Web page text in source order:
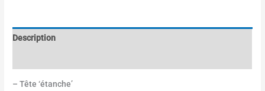
Description
– Tête ‘étanche’